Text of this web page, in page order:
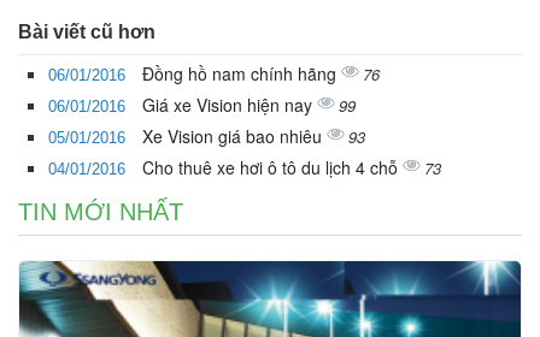
Bài viết cũ hơn
06/01/2016 Đồng hồ nam chính hãng 76
06/01/2016 Giá xe Vision hiện nay 99
05/01/2016 Xe Vision giá bao nhiêu 93
04/01/2016 Cho thuê xe hơi ô tô du lịch 4 chỗ 73
TIN MỚI NHẤT